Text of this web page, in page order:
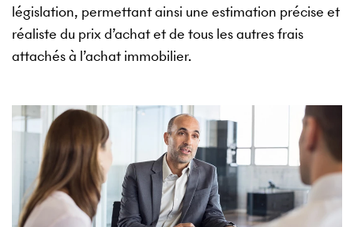
législation, permettant ainsi une estimation précise et
réaliste du prix d’achat et de tous les autres frais
attachés à l’achat immobilier.